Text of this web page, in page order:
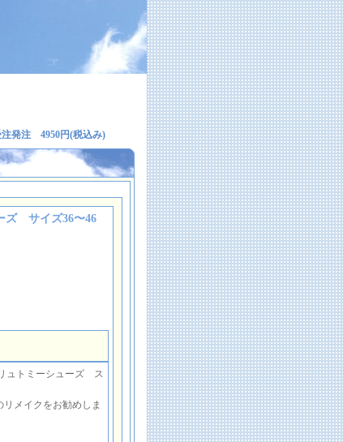
発注 4950円(税込み)
ズ サイズ36〜46
ュトミーシューズ ス
メイクをお勧めしま